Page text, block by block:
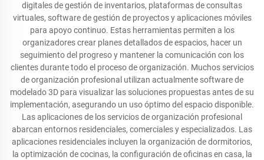
digitales de gestión de inventarios, plataformas de consultas
virtuales, software de gestión de proyectos y aplicaciones móviles
para apoyo continuo. Estas herramientas permiten a los
organizadores crear planes detallados de espacios, hacer un
seguimiento del progreso y mantener la comunicación con los
clientes durante todo el proceso de organización. Muchos servicios
de organización profesional utilizan actualmente software de
modelado 3D para visualizar las soluciones propuestas antes de su
implementación, asegurando un uso óptimo del espacio disponible.
Las aplicaciones de los servicios de organización profesional
abarcan entornos residenciales, comerciales y especializados. Las
aplicaciones residenciales incluyen la organización de dormitorios,
la optimización de cocinas, la configuración de oficinas en casa, la